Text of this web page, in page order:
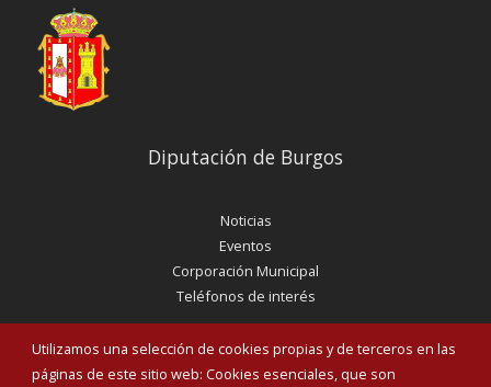
Utilizamos una selección de cookies propias y de terceros en las
páginas de este sitio web: Cookies esenciales, que son
Diputación de Burgos
Noticias
Eventos
Corporación Municipal
Teléfonos de interés
INICIAR SESIÓN
MAPA WEB